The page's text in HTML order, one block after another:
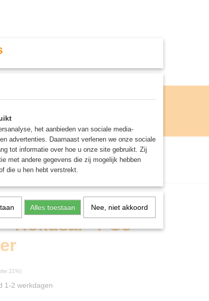
ROLE PLAYING GAMES AGENDA
Hokusai - PC3 -
21%)
1-2 werkdagen
het aanbieden van sociale media-
advertenties. Daarnaast verlenen we onze sociale
tot informatie over hoe u onze site gebruikt. Zij
met andere gegevens die zij mogelijk hebben
die u hen hebt verstrekt.
Alles toestaan Nee, niet akkoord